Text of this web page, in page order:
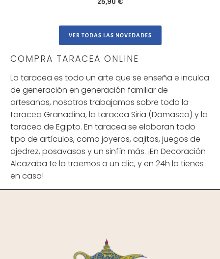
25,90 €
VER TODAS LAS NOVEDADES
COMPRA TARACEA ONLINE
La taracea es todo un arte que se enseña e inculca
de generación en generación familiar de
artesanos, nosotros trabajamos sobre todo la
taracea Granadina, la taracea Siria (Damasco) y la
taracea de Egipto. En taracea se elaboran todo
tipo de artículos, como joyeros, cajitas, juegos de
ajedrez, posavasos y un sinfín más. ¡En Decoración
Alcazaba te lo traemos a un clic, y en 24h lo tienes
en casa!